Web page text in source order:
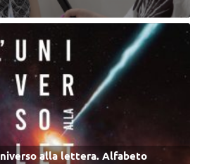
alla lettera. Alfabeto